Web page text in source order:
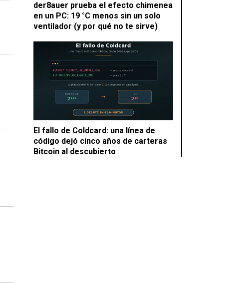
der8auer prueba el efecto chimenea
en un PC: 19 °C menos sin un solo
ventilador (y por qué no te sirve)
El fallo de Coldcard: una línea de
código dejó cinco años de carteras
Bitcoin al descubierto